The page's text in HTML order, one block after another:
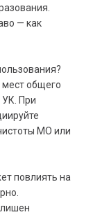
— как
мест общего
УК. При
МО или
повлиять на